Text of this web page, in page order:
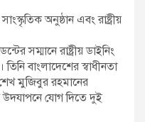
অনুষ্ঠান এবং রাষ্ট্রীয়
সম্মানে রাষ্ট্রীয় ডাইনিং
বাংলাদেশের স্বাধীনতা
মুজিবুর রহমানের
উদযাপনে যোগ দিতে দুই